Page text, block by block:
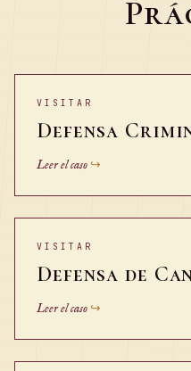
VISITAR
Defensa
Leer el caso ↪
VISITAR
Defensa de
Leer el caso ↪